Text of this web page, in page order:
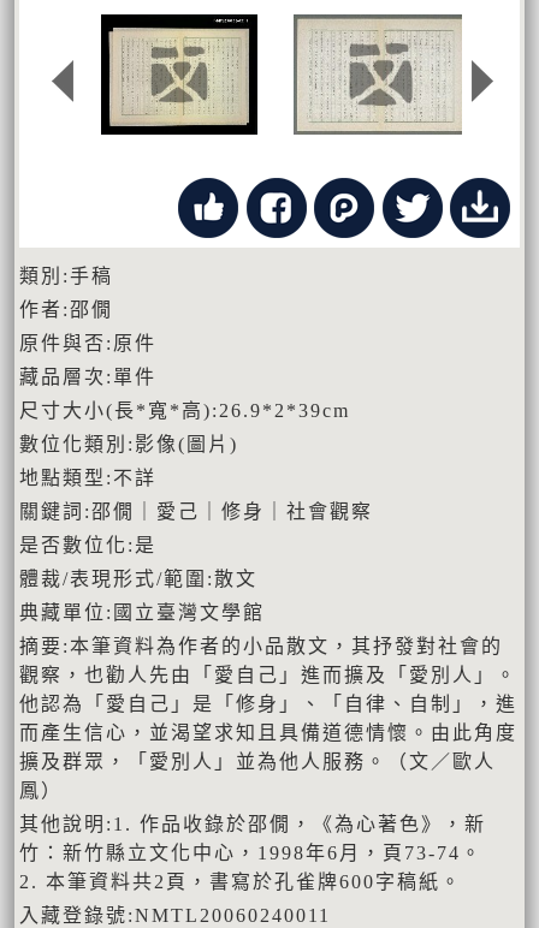
類別:手稿
作者:邵僩
原件與否:原件
藏品層次:單件
尺寸大小(長*寬*高):26.9*2*39cm
數位化類別:影像(圖片)
地點類型:不詳
關鍵詞:邵僩｜愛己｜修身｜社會觀察
是否數位化:是
體裁/表現形式/範圍:散文
典藏單位:國立臺灣文學館
摘要:本筆資料為作者的小品散文，其抒發對社會的
觀察，也勸人先由「愛自己」進而擴及「愛別人」。
他認為「愛自己」是「修身」、「自律、自制」，進
而產生信心，並渴望求知且具備道德情懷。由此角度
擴及群眾，「愛別人」並為他人服務。（文／歐人
鳳）
其他說明:1. 作品收錄於邵僩，《為心著色》，新
竹：新竹縣立文化中心，1998年6月，頁73-74。
2. 本筆資料共2頁，書寫於孔雀牌600字稿紙。
入藏登錄號:NMTL20060240011